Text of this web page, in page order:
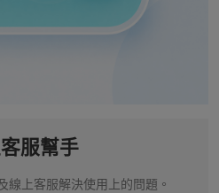
服幫手
線上客服解決使用上的問題。